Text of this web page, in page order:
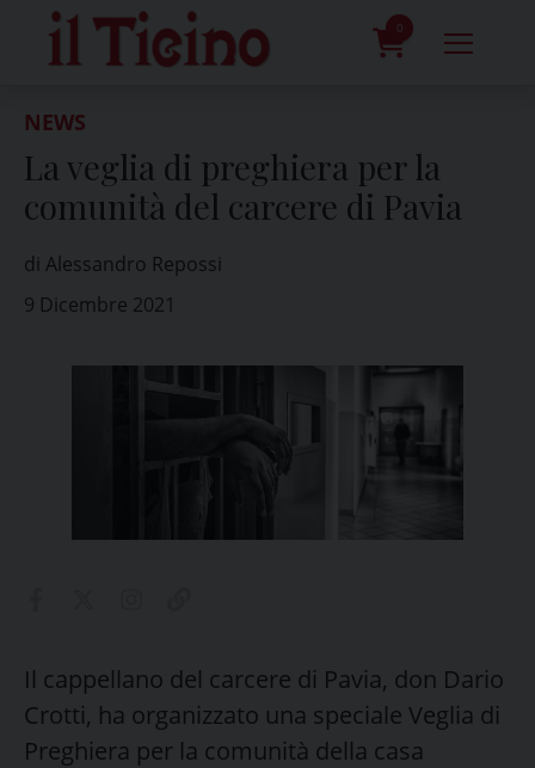
content
0
NEWS
La veglia di preghiera per la
comunità del carcere di Pavia
di Alessandro Repossi
9 Dicembre 2021
Il cappellano del carcere di Pavia, don Dario
Crotti, ha organizzato una speciale Veglia di
Preghiera per la comunità della casa